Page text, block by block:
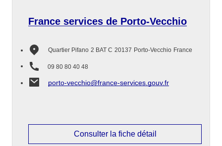
France services de Porto-Vecchio
Quartier Pifano 2 BAT C 20137 Porto-Vecchio France
09 80 80 40 48
porto-vecchio@france-services.gouv.fr
Consulter la fiche détail